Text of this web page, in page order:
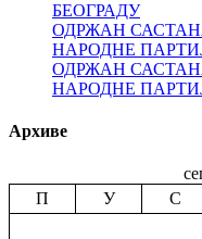
БЕОГРАДУ
ОДРЖАН
НАРОДНЕ
ОДРЖАН
НАРОДНЕ
Архиве
П
У С